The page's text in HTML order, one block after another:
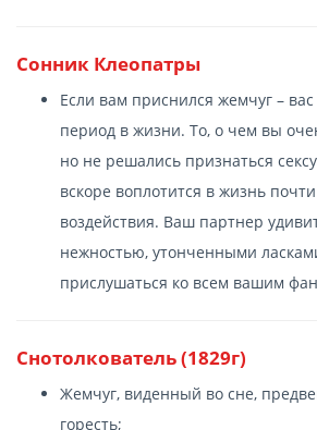
Сонник Клеопатры
Если вам приснился жемчуг –
период в жизни. То, о чем вы
но не решались признаться
вскоре воплотится в жизнь
воздействия. Ваш партнер
нежностью, утонченными
прислушаться ко всем вашим
Снотолкователь (1829г)
Жемчуг, виденный во сне,
горесть;